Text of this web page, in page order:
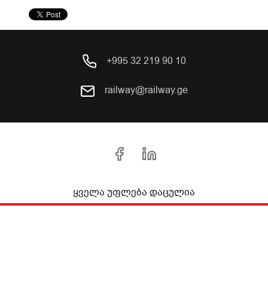
+995 32 219 90 10
railway@railway.ge
ყველა უფლება დაცულია